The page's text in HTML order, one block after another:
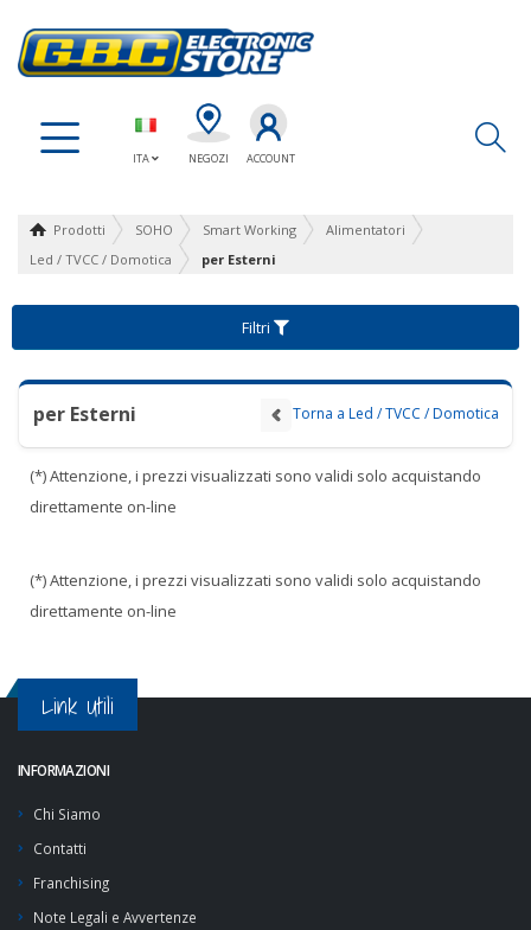
ITA NEGOZI ACCOUNT
Prodotti SOHO Smart Working
Alimentatori
Led / TVCC / Domotica
per Esterni
Filtri
per Esterni Torna a Led / TVCC / Domotica
(*) Attenzione, i prezzi visualizzati sono validi solo acquistando
direttamente on-line
(*) Attenzione, i prezzi visualizzati sono validi solo acquistando
direttamente on-line
Link Utili
INFORMAZIONI
Chi Siamo
Contatti
Franchising
Note Legali e Avvertenze